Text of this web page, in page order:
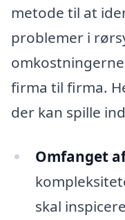
metode til at
problemer i
firma til firma.
der kan spille
Omfanget
skal